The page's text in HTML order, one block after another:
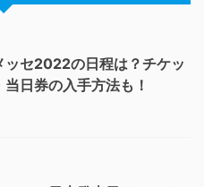
ッセ2022の日程は？チケッ
当日券の入手方法も！